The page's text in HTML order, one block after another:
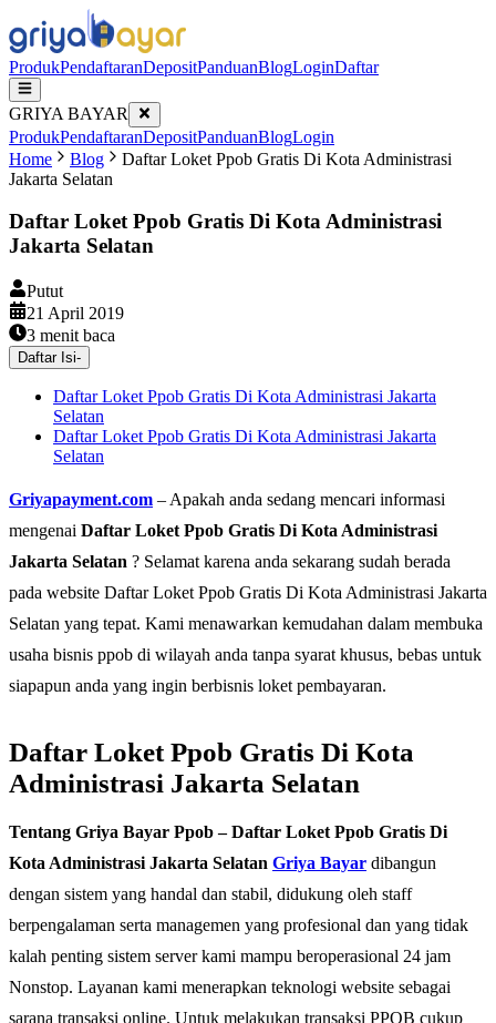
ProdukPendaftaranDepositPanduanBlogLoginDaftar
GRIYA BAYAR
ProdukPendaftaranDepositPanduanBlogLogin
Home
Blog
Daftar Loket Ppob Gratis Di Kota Administrasi
Jakarta Selatan
Daftar Loket Ppob Gratis Di Kota Administrasi
Jakarta Selatan
Putut
21 April 2019
3 menit baca
Daftar Isi-
Daftar Loket Ppob Gratis Di Kota Administrasi Jakarta
Selatan
Daftar Loket Ppob Gratis Di Kota Administrasi Jakarta
Selatan
Griyapayment.com – Apakah anda sedang mencari informasi
mengenai Daftar Loket Ppob Gratis Di Kota Administrasi
Jakarta Selatan ? Selamat karena anda sekarang sudah berada
pada website Daftar Loket Ppob Gratis Di Kota Administrasi Jakarta
Selatan yang tepat. Kami menawarkan kemudahan dalam membuka
usaha bisnis ppob di wilayah anda tanpa syarat khusus, bebas untuk
siapapun anda yang ingin berbisnis loket pembayaran.
Daftar Loket Ppob Gratis Di Kota
Administrasi Jakarta Selatan
Tentang Griya Bayar Ppob – Daftar Loket Ppob Gratis Di
Kota Administrasi Jakarta Selatan Griya Bayar dibangun
dengan sistem yang handal dan stabil, didukung oleh staff
berpengalaman serta managemen yang profesional dan yang tidak
kalah penting sistem server kami mampu beroperasional 24 jam
Nonstop. Layanan kami menerapkan teknologi website sebagai
sarana transaksi online. Untuk melakukan transaksi PPOB cukup